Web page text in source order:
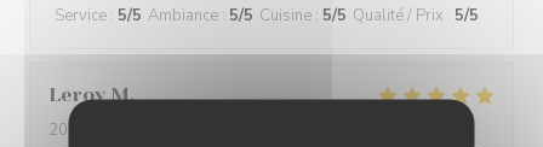
Service : 5/5 Ambiance : 5/5 Cuisine : 5/5 Qualité / Prix : 5/5
Leroy M
2026-04-01